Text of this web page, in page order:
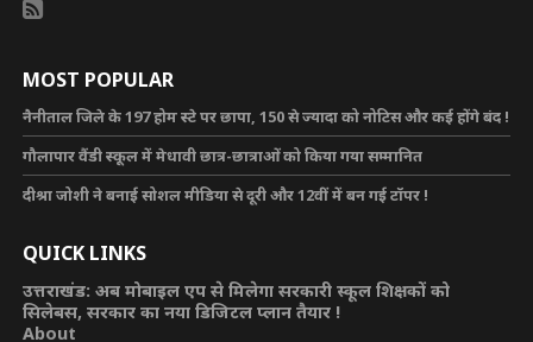
MOST POPULAR
नैनीताल जिले के 197 होम स्टे पर छापा, 150 से ज्यादा को नोटिस और कई होंगे बंद !
गौलापार वैंडी स्कूल में मेधावी छात्र-छात्राओं को किया गया सम्मानित
दीश्रा जोशी ने बनाई सोशल मीडिया से दूरी और 12वीं में बन गई टॉपर !
QUICK LINKS
उत्तराखंड: अब मोबाइल एप से मिलेगा सरकारी स्कूल शिक्षकों को
सिलेबस, सरकार का नया डिजिटल प्लान तैयार !
About